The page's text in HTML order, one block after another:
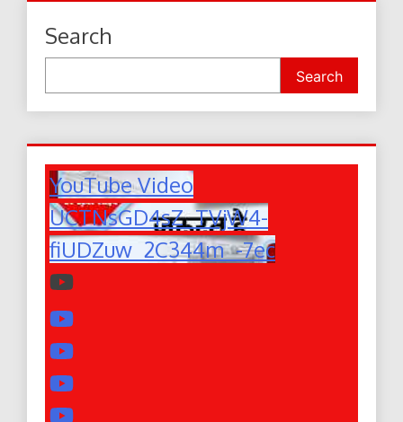
Search
Search
YouTube Video
UCTNsGD4sZ_TVjW4-
fiUDZuw_2C344m_-7ec